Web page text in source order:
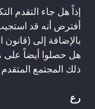
إذاً هل جاء التقدم
أفترض أنه قد
بالإضافة إلى
هل حصلوا أيضاً على
ذلك المجتمع المتقدم
رع